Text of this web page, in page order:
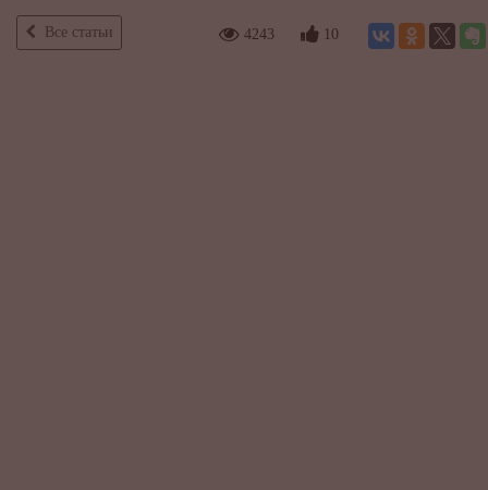
Все статьи 4243 10